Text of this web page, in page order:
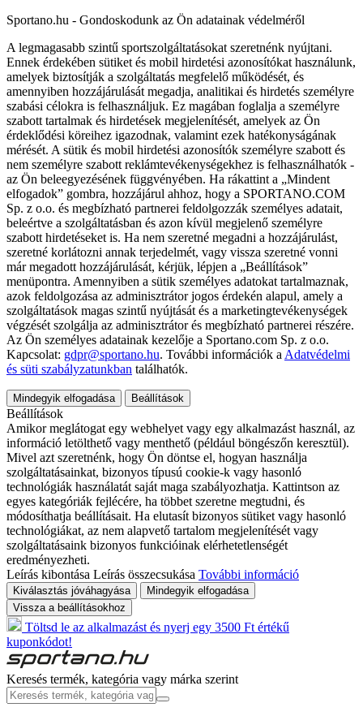
Sportano.hu - Gondoskodunk az Ön adatainak védelméről
A legmagasabb szintű sportszolgáltatásokat szeretnénk nyújtani.
Ennek érdekében sütiket és mobil hirdetési azonosítókat használunk,
amelyek biztosítják a szolgáltatás megfelelő működését, és
amennyiben hozzájárulását megadja, analitikai és hirdetés személyre
szabási célokra is felhasználjuk. Ez magában foglalja a személyre
szabott tartalmak és hirdetések megjelenítését, amelyek az Ön
érdeklődési köreihez igazodnak, valamint ezek hatékonyságának
mérését. A sütik és mobil hirdetési azonosítók személyre szabott és
nem személyre szabott reklámtevékenységekhez is felhasználhatók -
az Ön beleegyezésének függvényében. Ha rákattint a „Mindent
elfogadok” gombra, hozzájárul ahhoz, hogy a SPORTANO.COM
Sp. z o.o. és megbízható partnerei feldolgozzák személyes adatait,
beleértve a szolgáltatásban és azon kívül megjelenő személyre
szabott hirdetéseket is. Ha nem szeretné megadni a hozzájárulást,
szeretné korlátozni annak terjedelmét, vagy vissza szeretné vonni
már megadott hozzájárulását, kérjük, lépjen a „Beállítások”
menüpontra. Amennyiben a sütik személyes adatokat tartalmaznak,
azok feldolgozása az adminisztrátor jogos érdekén alapul, amely a
szolgáltatások magas szintű nyújtását és a marketingtevékenységek
végzését szolgálja az adminisztrátor és megbízható partnerei részére.
Az Ön személyes adatainak kezelője a Sportano.com Sp. z o.o.
Kapcsolat: gdpr@sportano.hu. További információk a Adatvédelmi
és süti szabályzatunkban találhatók.
Mindegyik elfogadása Beállítások
Beállítások
Amikor meglátogat egy webhelyet vagy egy alkalmazást használ, az
információ letölthető vagy menthető (például böngészőn keresztül).
Mivel azt szeretnénk, hogy Ön döntse el, hogyan használja
szolgáltatásainkat, bizonyos típusú cookie-k vagy hasonló
technológiák használatát saját maga szabályozhatja. Kattintson az
egyes kategóriák fejlécére, ha többet szeretne megtudni, és
módosíthatja beállításait. Ha elutasít bizonyos sütiket vagy hasonló
technológiákat, az nem alapvető tartalom megjelenítését vagy
szolgáltatásaink bizonyos funkcióinak elérhetetlenségét
eredményezheti.
Leírás kibontása Leírás összecsukása További információ
Kiválasztás jóváhagyása
Mindegyik elfogadása
Vissza a beállításokhoz
Töltsd le az alkalmazást és nyerj egy 3500 Ft értékű
kuponkódot!
Keresés termék, kategória vagy márka szerint